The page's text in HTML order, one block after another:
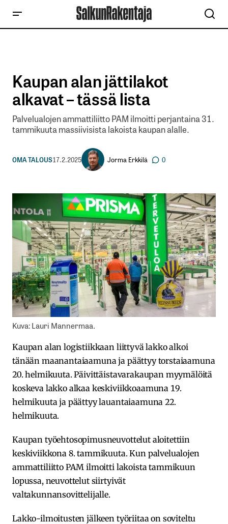
Kaupan alan jättilakot
alkavat – tässä lista
Palvelualojen ammattiliitto PAM ilmoitti perjantaina 31.
tammikuuta massiivisista lakoista kaupan alalle.
OMA TALOUS17.2.2025 Jorma Erkkilä 0
Kuva: Lauri Mannermaa.
Kaupan alan logistiikkaan liittyvä lakko alkoi
tänään maanantaiaamuna ja päättyy torstaiaamuna
20. helmikuuta. Päivittäistavarakaupan myymälöitä
koskeva lakko alkaa keskiviikkoaamuna 19.
helmikuuta ja päättyy lauantaiaamuna 22.
helmikuuta.
Kaupan työehtosopimusneuvottelut aloitettiin
keskiviikkona 8. tammikuuta. Kun palvelualojen
ammattiliitto PAM ilmoitti lakoista tammikuun
lopussa, neuvottelut siirtyivät
valtakunnansovittelijalle.
Lakko-ilmoitusten jälkeen työriitaa on soviteltu